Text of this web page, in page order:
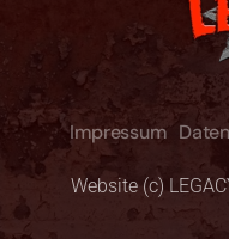
Impressum
Website (c)